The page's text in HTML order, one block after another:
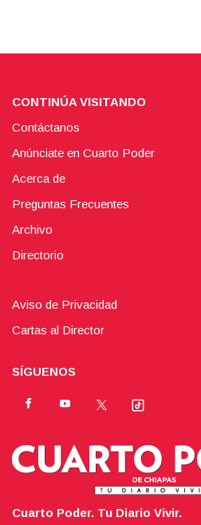
CONTINÚA VISITANDO
Contáctanos
Anúnciate en Cuarto Poder
Acerca de
Preguntas Frecuentes
Archivo
Directorio
Aviso de Privacidad
Cartas al Director
SÍGUENOS
Cuarto Poder. Tu Diario Vivir.